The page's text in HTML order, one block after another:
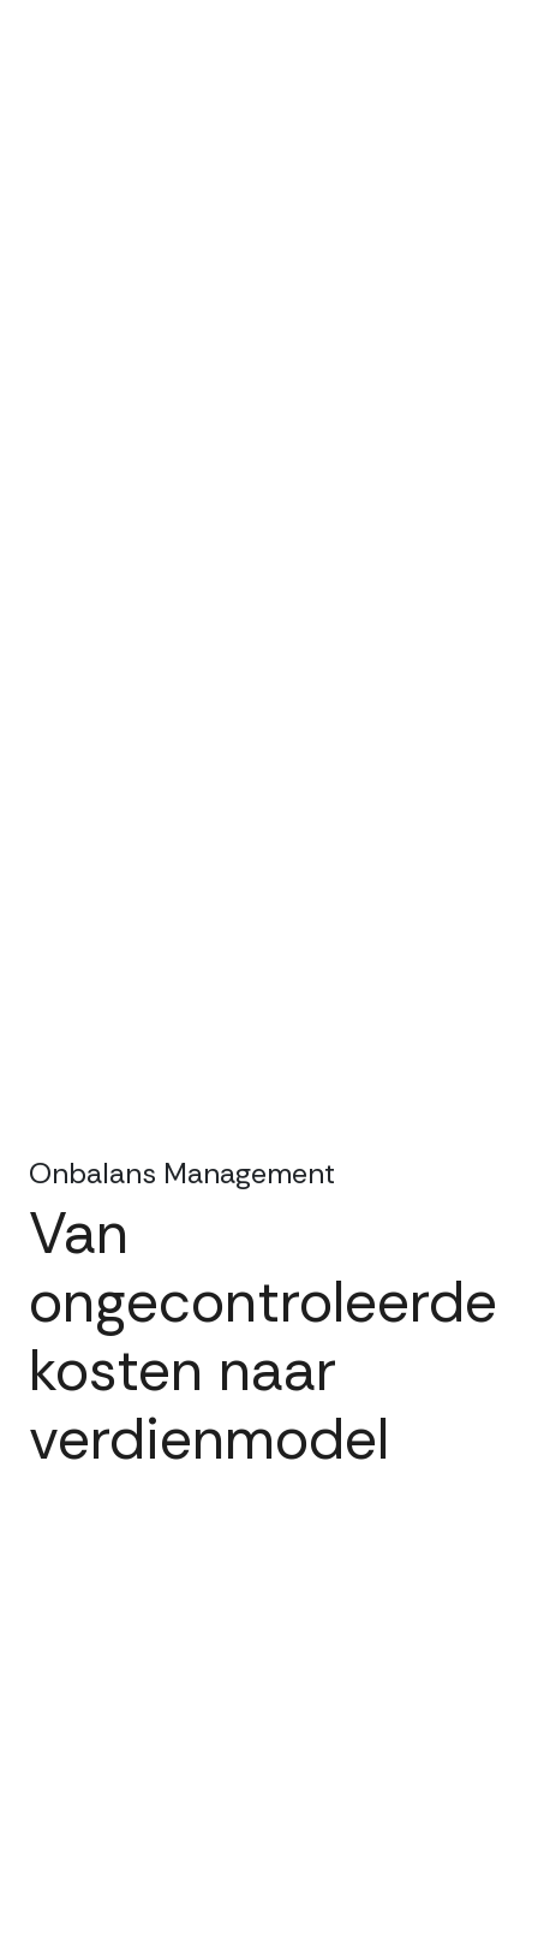
Van
ongecontroleerde
kosten naar
verdienmodel
Onbalans Management